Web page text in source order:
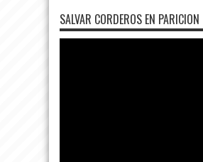
SALVAR CORDEROS EN PARICION